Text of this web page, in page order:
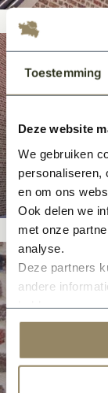
Toestemming
Deze website
We gebruiken
personaliseren,
en om ons
Ook delen we
met onze
analyse.
Deze partners
andere
services.